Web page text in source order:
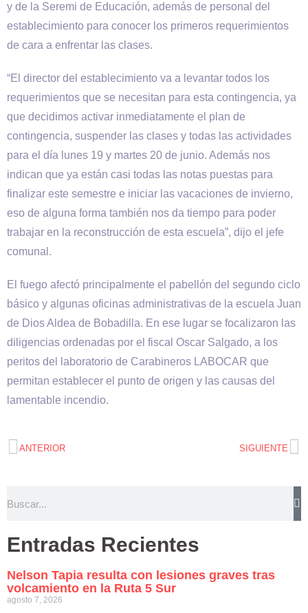
y de la Seremi de Educación, además de personal del
establecimiento para conocer los primeros requerimientos
de cara a enfrentar las clases.
“El director del establecimiento va a levantar todos los
requerimientos que se necesitan para esta contingencia, ya
que decidimos activar inmediatamente el plan de
contingencia, suspender las clases y todas las actividades
para el día lunes 19 y martes 20 de junio. Además nos
indican que ya están casi todas las notas puestas para
finalizar este semestre e iniciar las vacaciones de invierno,
eso de alguna forma también nos da tiempo para poder
trabajar en la reconstrucción de esta escuela”, dijo el jefe
comunal.
El fuego afectó principalmente el pabellón del segundo ciclo
básico y algunas oficinas administrativas de la escuela Juan
de Dios Aldea de Bobadilla. En ese lugar se focalizaron las
diligencias ordenadas por el fiscal Oscar Salgado, a los
peritos del laboratorio de Carabineros LABOCAR que
permitan establecer el punto de origen y las causas del
lamentable incendio.
ANTERIOR SIGUIENTE
Entradas Recientes
Nelson Tapia resulta con lesiones graves tras
volcamiento en la Ruta 5 Sur
agosto 7, 2026